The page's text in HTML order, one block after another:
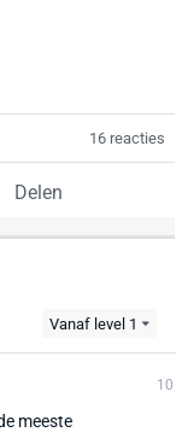
16 reacties
Delen
Vanaf level 1
10
meeste